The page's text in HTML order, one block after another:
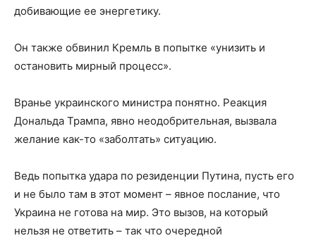
добивающие ее энергетику.
Он также обвинил Кремль в попытке «унизить и
остановить мирный процесс».
Вранье украинского министра понятно. Реакция
Дональда Трампа, явно неодобрительная, вызвала
желание как-то «заболтать» ситуацию.
Ведь попытка удара по резиденции Путина, пусть его
и не было там в этот момент – явное послание, что
Украина не готова на мир. Это вызов, на который
нельзя не ответить – так что очередной